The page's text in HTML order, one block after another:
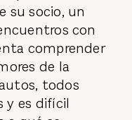
su socio, un
con
comprender
de la
todos
y es difícil